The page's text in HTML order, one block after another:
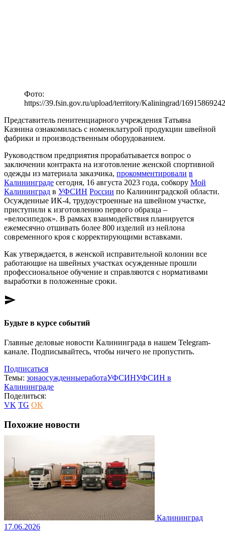
Фото:
https://39.fsin.gov.ru/upload/territory/Kaliningrad/
Представитель пенитенциарного учреждения Татьяна
Казнина ознакомилась с номенклатурой продукции швейной
фабрики и производственным оборудованием.
Руководством предприятия прорабатывается вопрос о
заключении контракта на изготовление женской спортивной
одежды из материала заказчика, прокомментировали в
Калининграде сегодня, 16 августа 2023 года, собкору Мой
Калининград в УФСИН России по Калининградской области.
Осужденные ИК-4, трудоустроенные на швейном участке,
приступили к изготовлению первого образца –
«велосипедок». В рамках взаимодействия планируется
ежемесячно отшивать более 800 изделий из нейлона
современного кроя с корректирующими вставками.
Как утверждается, в женской исправительной колонии все
работающие на швейных участках осужденные прошли
профессиональное обучение и справляются с нормативами
выработки в положенные сроки.
send
Будьте в курсе событий
Главные деловые новости Калининграда в нашем Telegram-
канале. Подписывайтесь, чтобы ничего не пропустить.
Подписаться
Темы: зонаосужденныеработаУФСИНУФСИН в
Калининграде
Поделиться:
VK TG OK
Похожие новости
Калининград
17.06.2026